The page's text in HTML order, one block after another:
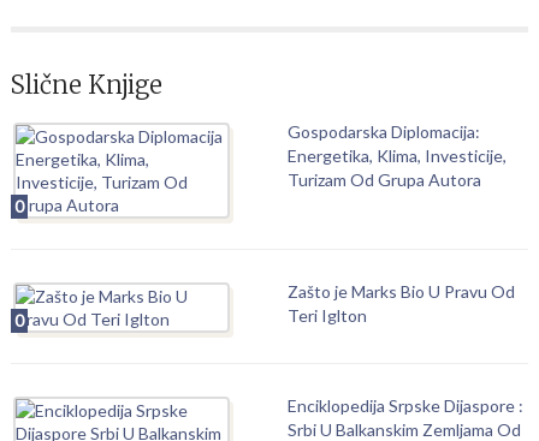
Slične Knjige
0
Gospodarska Diplomacija:
Energetika, Klima, Investicije,
Turizam Od Grupa Autora
0
Zašto je Marks Bio U Pravu Od
Teri Iglton
Enciklopedija Srpske Dijaspore :
Srbi U Balkanskim Zemljama Od